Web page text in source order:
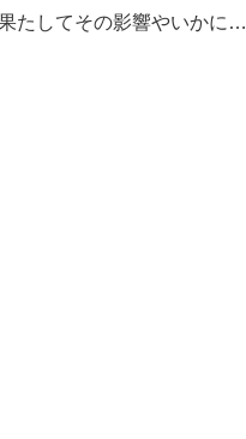
たしてその影響やいかに…